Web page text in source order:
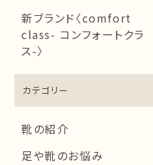
新ブランド〈comfort
class- コンフォートクラ
ス-〉
カテゴリー
靴の紹介
足や靴のお悩み